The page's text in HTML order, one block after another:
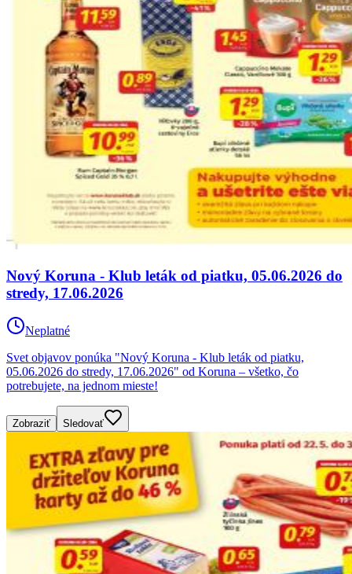
Nový Koruna - Klub leták od piatku, 05.06.2026 do
stredy, 17.06.2026
Neplatné
Svet objavov ponúka "Nový Koruna - Klub leták od piatku,
05.06.2026 do stredy, 17.06.2026" od Koruna – všetko, čo
potrebujete, na jednom mieste!
Zobraziť Sledovať